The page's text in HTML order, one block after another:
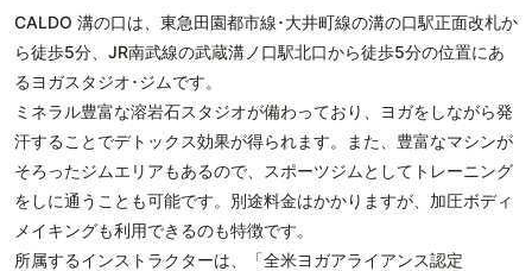
CALDO 溝の口は、東急田園都市線･大井町線の溝の口駅正面改札か
ら徒歩5分、JR南武線の武蔵溝ノ口駅北口から徒歩5分の位置にあ
るヨガスタジオ･ジムです。
ミネラル豊富な溶岩石スタジオが備わっており、ヨガをしながら発
汗することでデトックス効果が得られます。また、豊富なマシンが
そろったジムエリアもあるので、スポーツジムとしてトレーニング
をしに通うことも可能です。別途料金はかかりますが、加圧ボディ
メイキングも利用できるのも特徴です。
所属するインストラクターは、「全米ヨガアライアンス認定